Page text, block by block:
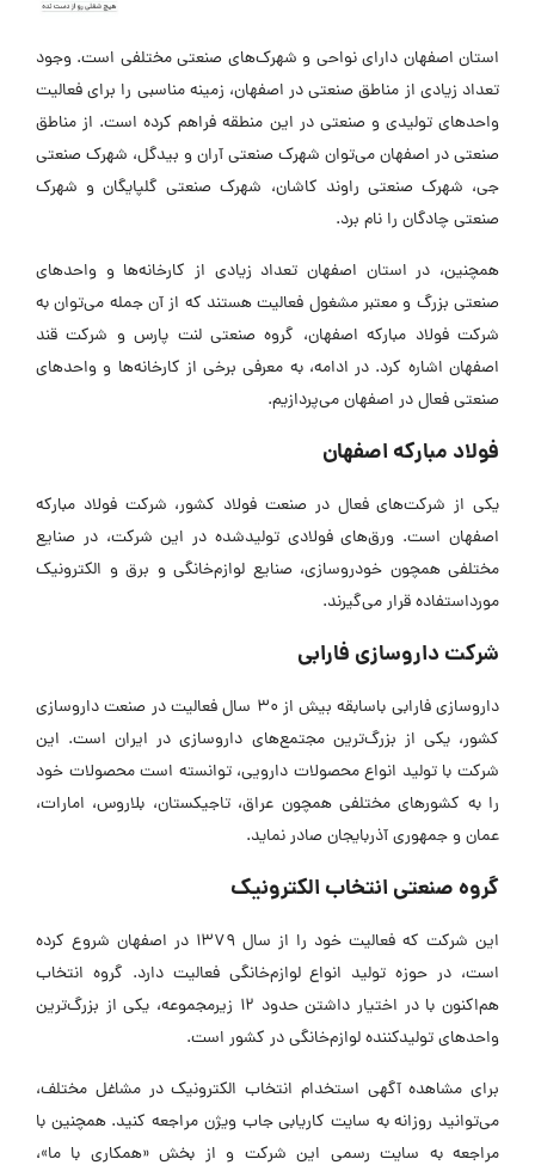
استان اصفهان دارای نواحی و شهرک‌های صنعتی مختلفی است. وجود
تعداد زیادی از مناطق صنعتی در اصفهان، زمینه مناسبی را برای فعالیت
واحدهای تولیدی و صنعتی در این منطقه فراهم کرده است. از مناطق
صنعتی در اصفهان می‌توان شهرک صنعتی آران و بیدگل، شهرک صنعتی
جی، شهرک صنعتی راوند کاشان، شهرک صنعتی گلپایگان و شهرک
صنعتی چادگان را نام برد.
همچنین، در استان اصفهان تعداد زیادی از کارخانه‌ها و واحدهای
صنعتی بزرگ و معتبر مشغول فعالیت هستند که از آن جمله می‌توان به
شرکت فولاد مبارکه اصفهان، گروه صنعتی لنت پارس و شرکت قند
اصفهان اشاره کرد. در ادامه، به معرفی برخی از کارخانه‌ها و واحدهای
صنعتی فعال در اصفهان می‌پردازیم.
فولاد مبارکه اصفهان
یکی از شرکت‌های فعال در صنعت فولاد کشور، شرکت فولاد مبارکه
اصفهان است. ورق‌های فولادی تولیدشده در این شرکت، در صنایع
مختلفی همچون خودروسازی، صنایع لوازم‌خانگی و برق و الکترونیک
مورداستفاده قرار می‌گیرند.
شرکت داروسازی فارابی
داروسازی فارابی باسابقه بیش از 30 سال فعالیت در صنعت داروسازی
کشور، یکی از بزرگ‌ترین مجتمع‌های داروسازی در ایران است. این
شرکت با تولید انواع محصولات دارویی، توانسته است محصولات خود
را به کشورهای مختلفی همچون عراق، تاجیکستان، بلاروس، امارات،
عمان و جمهوری آذربایجان صادر نماید.
گروه صنعتی انتخاب الکترونیک
این شرکت که فعالیت خود را از سال 1379 در اصفهان شروع کرده
است، در حوزه تولید انواع لوازم‌خانگی فعالیت دارد. گروه انتخاب
هم‌اکنون با در اختیار داشتن حدود 12 زیرمجموعه، یکی از بزرگ‌ترین
واحدهای تولیدکننده لوازم‌خانگی در کشور است.
برای مشاهده آگهی استخدام انتخاب الکترونیک در مشاغل مختلف،
می‌توانید روزانه به سایت کاریابی جاب ویژن مراجعه کنید. همچنین با
مراجعه به سایت رسمی این شرکت و از بخش «همکاری با ما»،